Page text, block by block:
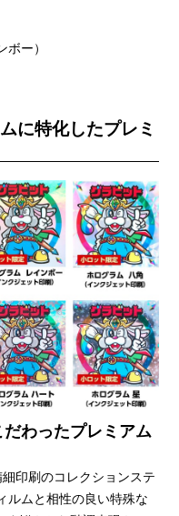
ボー）
に特化したプレミ
わったプレミアム
印刷のコレクションステ
ルムと相性の良い特殊な